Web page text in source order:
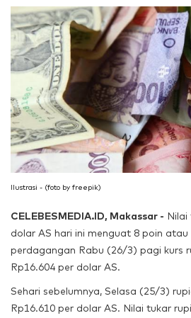
Ilustrasi - (foto by freepik)
CELEBESMEDIA.ID, Makassar -
dolar AS hari ini menguat 8 poin atau
perdagangan Rabu (26/3) pagi kurs
Rp16.604 per dolar AS.
Sehari sebelumnya, Selasa (25/3)
Rp16.610 per dolar AS. Nilai tukar